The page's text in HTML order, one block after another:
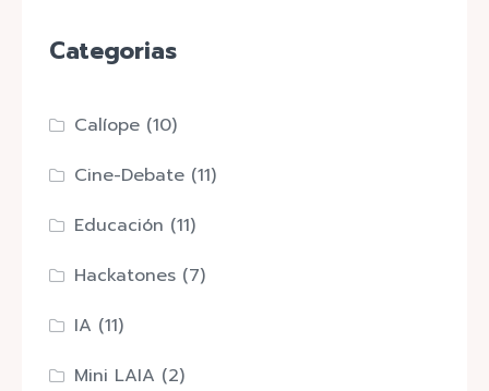
Categorias
Calíope (10)
Cine-Debate (11)
Educación (11)
Hackatones (7)
IA (11)
Mini LAIA (2)